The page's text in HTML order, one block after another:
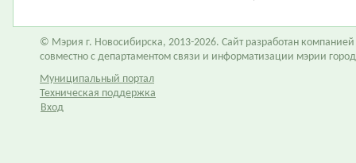
© Мэрия г. Новосибирска, 2013-2026. Сайт разработан компанией
совместно с департаментом связи и информатизации мэрии
Муниципальный портал
Техническая поддержка
Вход